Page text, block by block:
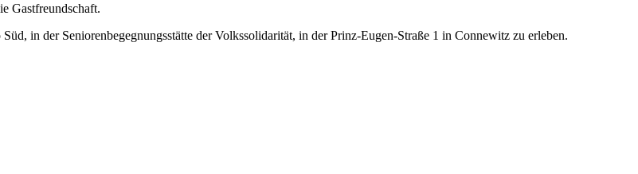
Gastfreundschaft.
in der Seniorenbegegnungsstätte der Volkssolidarität, in der Prinz-Eugen-Straße 1 in Connewitz zu erleben.